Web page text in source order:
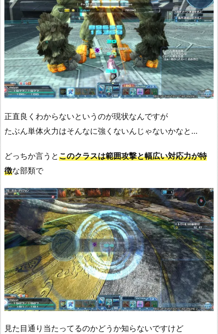
正直良くわからないというのが現状なんですが
たぶん単体火力はそんなに強くないんじゃないかなと…
どっちか言うとこのクラスは範囲攻撃と幅広い対応力が特
徴な部類で
見た目通り当たってるのかどうか知らないですけど